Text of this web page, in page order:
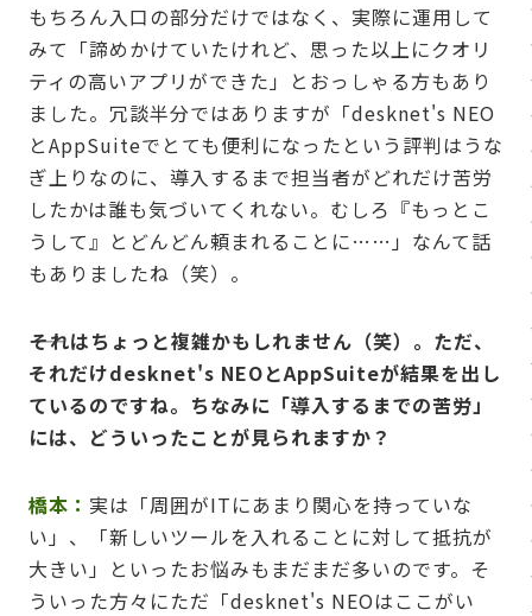
もちろん入口の部分だけではなく、実際に運用して
みて「諦めかけていたけれど、思った以上にクオリ
ティの高いアプリができた」とおっしゃる方もあり
ました。冗談半分ではありますが「desknet's NEO
とAppSuiteでとても便利になったという評判はうな
ぎ上りなのに、導入するまで担当者がどれだけ苦労
したかは誰も気づいてくれない。むしろ『もっとこ
うして』とどんどん頼まれることに……」なんて話
もありましたね（笑）。
――それはちょっと複雑かもしれません（笑）。ただ、
それだけdesknet's NEOとAppSuiteが結果を出し
ているのですね。ちなみに「導入するまでの苦労」
には、どういったことが見られますか？
橋本： 実は「周囲がITにあまり関心を持っていな
い」、「新しいツールを入れることに対して抵抗が
大きい」といったお悩みもまだまだ多いのです。そ
ういった方々にただ「desknet's NEOはここがい